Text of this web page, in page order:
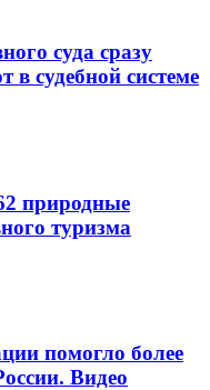
суда сразу
в судебной системе
природные
туризма
помогло более
Видео